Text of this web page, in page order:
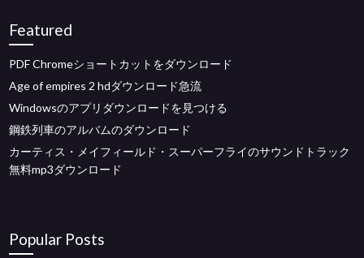
Featured
PDF Chromeショートカットをダウンロード
Age of empires 2 hdダウンロード急流
Windowsのアプリダウンロードを見つける
鋼鉄列車のアルバムのダウンロード
カーティス・メイフィールド・スーパーフライのサウンドトラック
無料mp3ダウンロード
Popular Posts